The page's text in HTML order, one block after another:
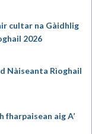
cultar na Gàidhlig
2026
Nàiseanta Rìoghail
aig A’